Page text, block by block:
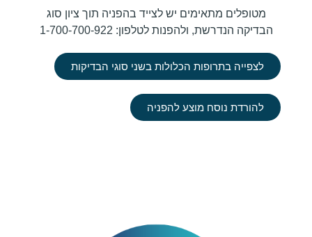
מטופלים מתאימים יש לצייד בהפניה תוך ציון סוג
הבדיקה הנדרשת, ולהפנות לטלפון: 1-700-700-922
לצפייה בתרופות הכלולות בשני סוגי הבדיקות
להורדת נוסח מוצע להפניה